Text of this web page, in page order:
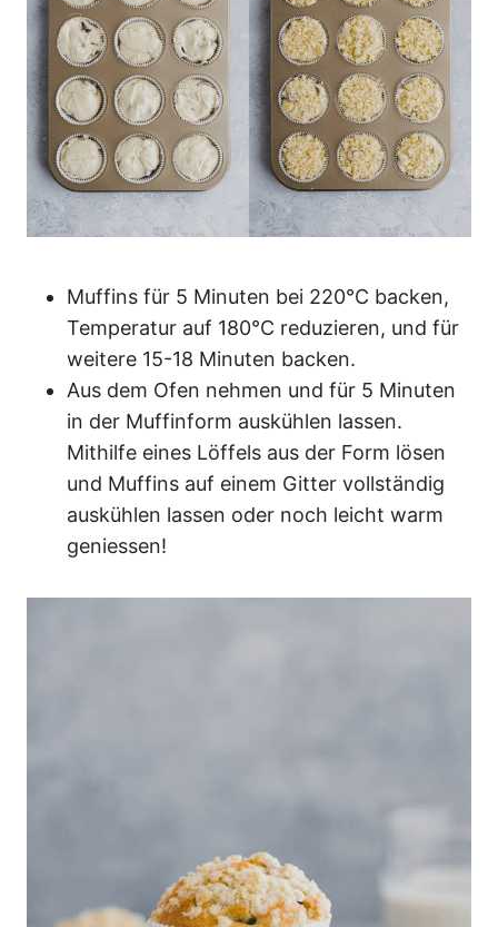
Muffins für 5 Minuten bei 220°C backen,
Temperatur auf 180°C reduzieren, und für
weitere 15-18 Minuten backen.
Aus dem Ofen nehmen und für 5 Minuten
in der Muffinform auskühlen lassen.
Mithilfe eines Löffels aus der Form lösen
und Muffins auf einem Gitter vollständig
auskühlen lassen oder noch leicht warm
geniessen!